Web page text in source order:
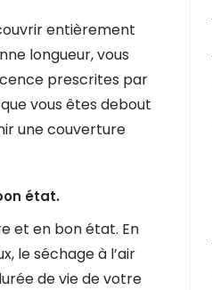
entièrement
longueur, vous
prescrites par
vous êtes debout
une couverture
état.
et en bon état. En
le séchage à l’air
de vie de votre